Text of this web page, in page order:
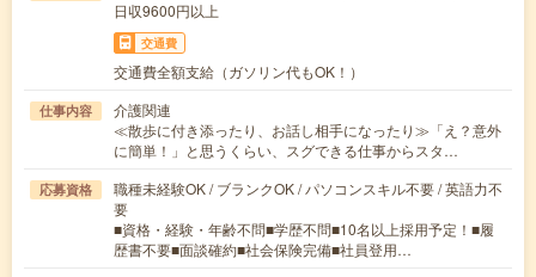
日収9600円以上
交通費
交通費全額支給（ガソリン代もOK！）
仕事内容
介護関連
≪散歩に付き添ったり、お話し相手になったり≫「え？意外
に簡単！」と思うくらい、スグできる仕事からスタ…
応募資格
職種未経験OK / ブランクOK / パソコンスキル不要 / 英語力不
要
■資格・経験・年齢不問■学歴不問■10名以上採用予定！■履
歴書不要■面談確約■社会保険完備■社員登用…